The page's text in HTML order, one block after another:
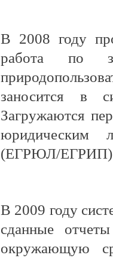
В 2008 году
работа по
заносится
Загружаются
юридическим
(ЕГРЮЛ/
В 2009 году
сданные
окружающую